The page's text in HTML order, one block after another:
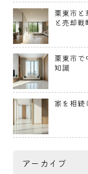
栗東市と
と売却戦
栗東市で
知識
家を相続
アーカイブ